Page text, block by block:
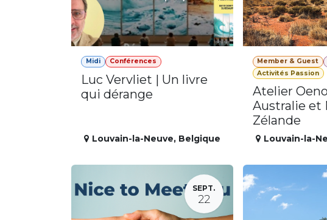
Midi Conférences
Luc Vervliet | Un livre
qui dérange
Louvain-la-Neuve, Belgique
Member & Guest
Activités Passion
Atelier
Australie et
Zélande
Louvain-la-
SEPT.
22